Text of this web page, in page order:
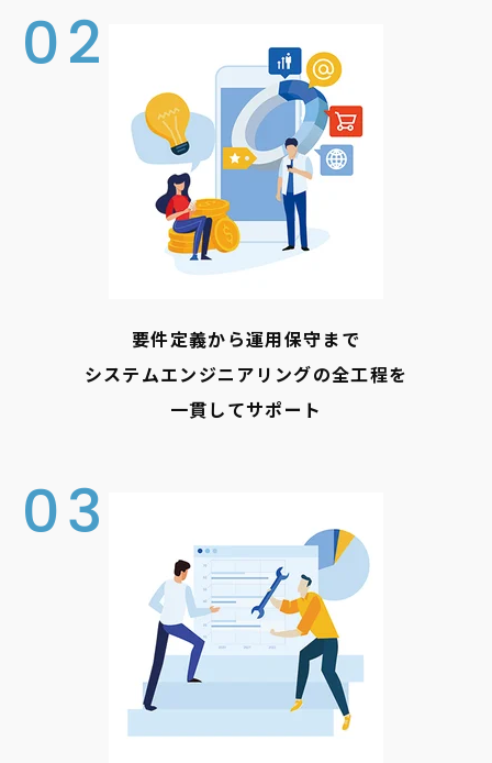
02
要件定義から運用保守まで
システムエンジニアリングの全工程を
一貫してサポート
03